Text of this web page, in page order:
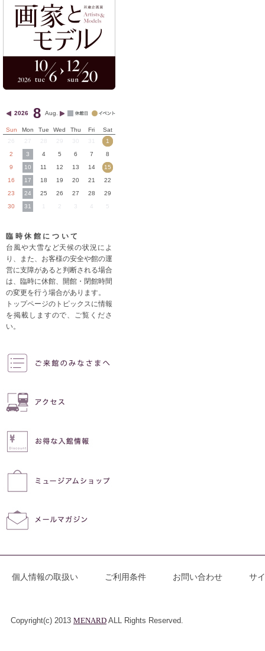
2026 8 Aug.
Sun Mon Tue Wed Thu Fri
Sat
27 29 30 31
1
2
3 4 5 6 7
8
9
10 11 12 13 14
15
16
17 18 19 20 21
22
23
24 25 26 27 28
29
30
31 3 4 5
臨時休館について
台風や大雪など天候の状況によ
り、また、お客様の安全や館の運
営に支障があると判断される場合
は、臨時に休館、開館・閉館時間
の変更を行う場合があります。
トップページのトピックスに情報
を掲載しますので、ご覧くださ
い。
個人情報の取扱い ご利用条件 お問い合わせ サ
Copyright(c) 2013 MENARD ALL Rights Reserved.